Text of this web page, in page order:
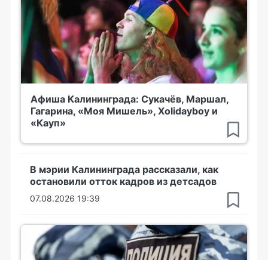
Афиша Калининграда: Сукачёв, Маршал,
Гагарина, «Моя Мишель», Xolidayboy и
«Кауп»
В мэрии Калининграда рассказали, как
остановили отток кадров из детсадов
07.08.2026 19:39